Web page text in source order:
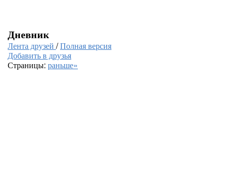
Дневник
Лента друзей /Полная версия
Добавить в друзья
Страницы: раньше»